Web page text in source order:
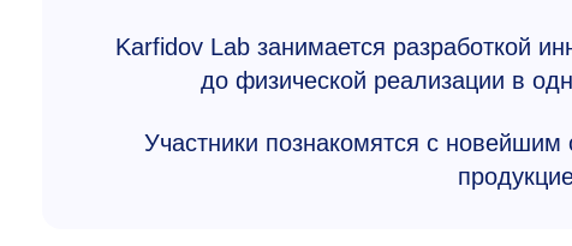
Karfidov Lab занимается разработкой
до физической реализации в
Участники познакомятся с